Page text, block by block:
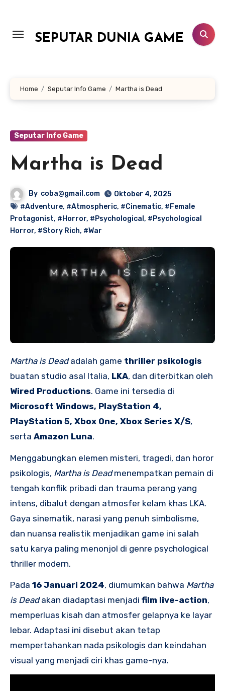
konten
SEPUTAR DUNIA GAME
Home Seputar Info Game Martha is Dead
Seputar Info Game
Martha is Dead
By coba@gmail.com
Oktober 4, 2025
#Adventure, #Atmospheric, #Cinematic, #Female
Protagonist, #Horror, #Psychological , #Psychological
Horror, #Story Rich, #War
Martha is Deadadalah game thriller psikologis
buatan studio asal Italia, LKA, dan diterbitkan oleh
Wired Productions. Game ini tersedia di
Microsoft Windows, PlayStation 4,
PlayStation 5, Xbox One, Xbox Series X/S,
serta Amazon Luna.
Menggabungkan elemen misteri, tragedi, dan horor
psikologis, Martha is Deadmenempatkan pemain di
tengah konflik pribadi dan trauma perang yang
intens, dibalut dengan atmosfer kelam khas LKA.
Gaya sinematik, narasi yang penuh simbolisme,
dan nuansa realistik menjadikan game ini salah
satu karya paling menonjol di genre psychological
thriller modern.
Pada 16 Januari 2024, diumumkan bahwa Martha
is Deadakan diadaptasi menjadi film live-action,
memperluas kisah dan atmosfer gelapnya ke layar
lebar. Adaptasi ini disebut akan tetap
mempertahankan nada psikologis dan keindahan
visual yang menjadi ciri khas game-nya.